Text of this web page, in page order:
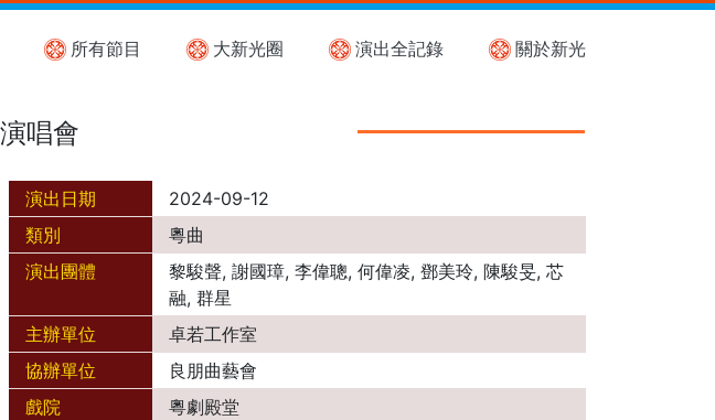
所有節目 大新光圈 演出全記錄 關於新光
唱會
演出日期
2024-09-12
類別
粵曲
演出團體
黎駿聲, 謝國璋, 李偉聰, 何偉凌, 鄧美玲, 陳駿旻, 芯
融, 群星
主辦單位
卓若工作室
協辦單位
良朋曲藝會
戲院
粵劇殿堂